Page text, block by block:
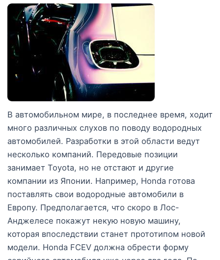
В автомобильном мире, в последнее время, ходит
много различных слухов по поводу водородных
автомобилей. Разработки в этой области ведут
несколько компаний. Передовые позиции
занимает Toyota, но не отстают и другие
компании из Японии. Например, Honda готова
поставлять свои водородные автомобили в
Европу. Предполагается, что скоро в Лос-
Анджелесе покажут некую новую машину,
которая впоследствии станет прототипом новой
модели. Honda FCEV должна обрести форму